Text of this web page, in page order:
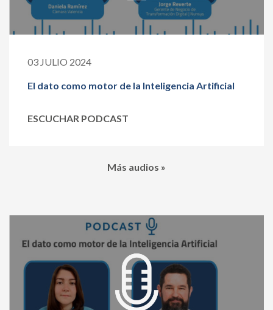
03 JULIO 2024
El dato como motor de la Inteligencia Artificial
ESCUCHAR PODCAST
Más audios »